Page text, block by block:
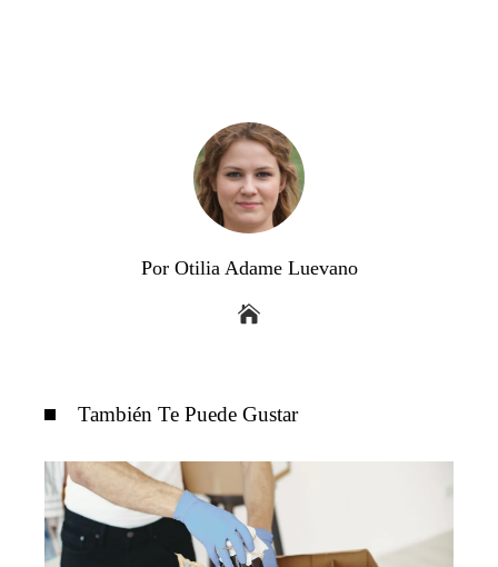
Por Otilia Adame Luevano
También Te Puede Gustar